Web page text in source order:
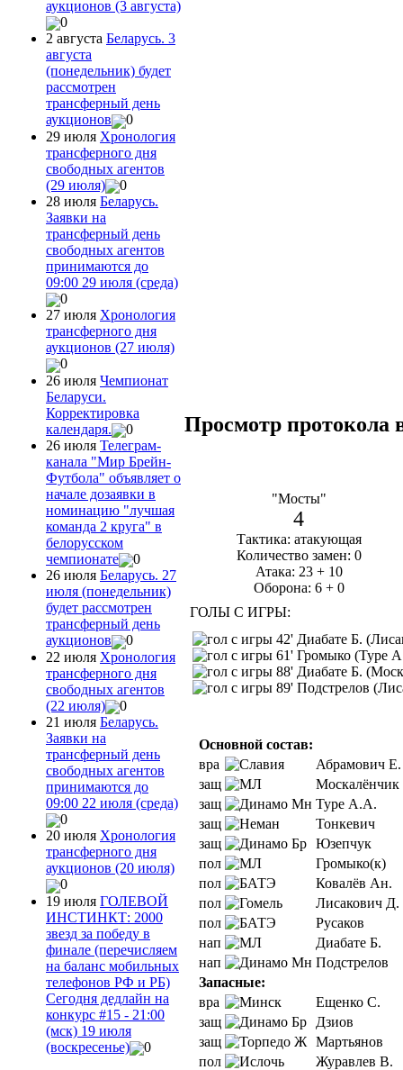
аукционов (3 августа)
0
2 августа Беларусь. 3
августа
(понедельник) будет
рассмотрен
трансферный день
аукционов
0
29 июля Хронология
трансферного дня
свободных агентов
(29 июля)
0
28 июля Беларусь.
Заявки на
трансферный день
свободных агентов
принимаются до
09:00 29 июля (среда)
0
27 июля Хронология
трансферного дня
аукционов (27 июля)
0
26 июля Чемпионат
Беларуси.
Корректировка
календаря.
0
26 июля Телеграм-
канала "Мир Брейн-
Футбола" объявляет о
начале дозаявки в
номинацию "лучшая
команда 2 круга" в
белорусском
чемпионате
0
26 июля Беларусь. 27
июля (понедельник)
будет рассмотрен
трансферный день
аукционов
0
22 июля Хронология
трансферного дня
свободных агентов
(22 июля)
0
21 июля Беларусь.
Заявки на
трансферный день
свободных агентов
принимаются до
09:00 22 июля (среда)
0
20 июля Хронология
трансферного дня
аукционов (20 июля)
0
19 июля ГОЛЕВОЙ
ИНСТИНКТ: 2000
звезд за победу в
финале (перечисляем
на баланс мобильных
телефонов РФ и РБ)
Сегодня дедлайн на
конкурс #15 - 21:00
(мск) 19 июля
(воскресенье)
0
Просмотр протокола
"Мосты"
4
Тактика: атакующая
Количество замен: 0
Атака: 23 + 10
Оборона: 6 + 0
ГОЛЫ С ИГРЫ:
42' Диабате Б.
61' Громыко (Туре
88' Диабате Б.
89' Подстрелов
Основной состав:
вра
Абрамович Е.
защ
Москалёнчик
защ
Туре А.А.
защ
Тонкевич
защ
Юзепчук
пол
Громыко(к)
пол
Ковалёв Ан.
пол
Лисакович Д.
пол
Русаков
нап
Диабате Б.
нап
Подстрелов
Запасные:
вра
Ещенко С.
защ
Дзиов
защ
Мартьянов
пол
Журавлев В.